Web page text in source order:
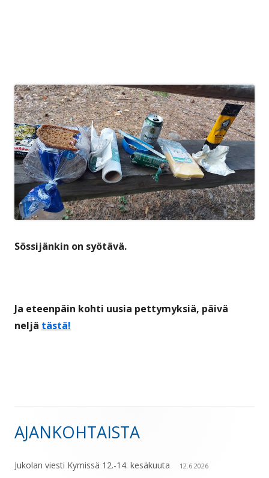
Sössijänkin on syötävä.
Ja eteenpäin kohti uusia pettymyksiä, päivä
neljä tästä!
Sivupalkki
AJANKOHTAISTA
Jukolan viesti Kymissä 12.-14. kesäkuuta 12.6.2026